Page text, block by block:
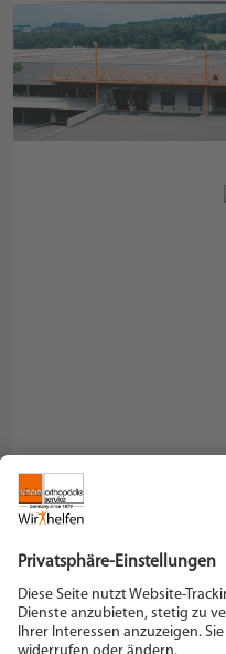
Schein Orthopädie
42897 Remscheid
Tel. +49 2191 910-0